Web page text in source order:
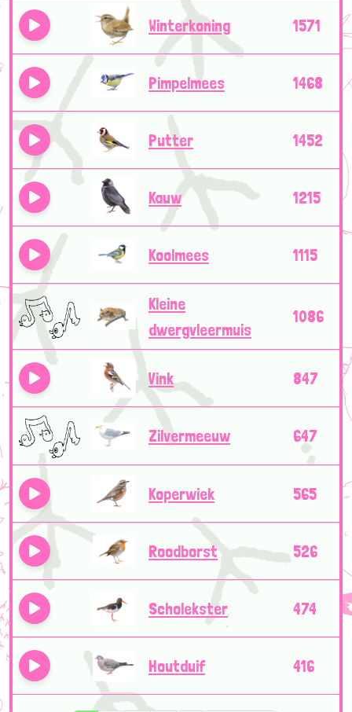
Winterkoning 1571
Pimpelmees 1468
Putter 1452
Kauw 1215
Koolmees 1115
Kleine
dwergvleermuis
1086
Vink 847
Zilvermeeuw 647
Koperwiek 565
Roodborst 526
Scholekster 474
Houtduif 416